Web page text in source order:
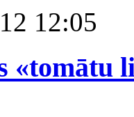
12:05
«tomātu